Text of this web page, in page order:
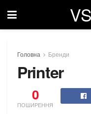
Головна Бренди
Printer
0
ПОШИРЕННЯ